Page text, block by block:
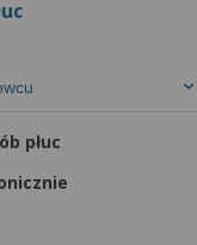
płuc